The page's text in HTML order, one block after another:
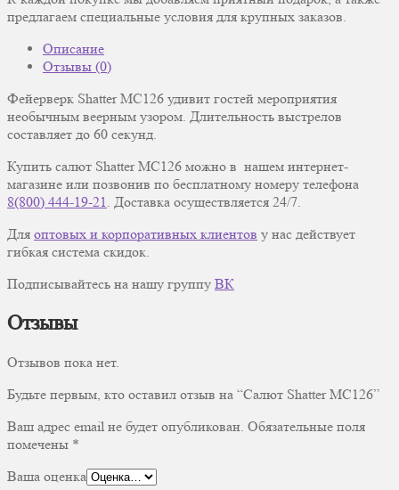
предлагаем специальные условия для крупных заказов.
Описание
Отзывы (0)
Фейерверк Shatter MC126 удивит гостей мероприятия
необычным веерным узором. Длительность выстрелов
составляет до 60 секунд.
Купить салют Shatter MC126 можно в нашем интернет-
магазине или позвонив по бесплатному номеру телефона
8(800) 444-19-21. Доставка осуществляется 24/7.
Для оптовых и корпоративных клиентов у нас действует
гибкая система скидок.
Подписывайтесь на нашу группу ВК
Отзывы
Отзывов пока нет.
Будьте первым, кто оставил отзыв на “Салют Shatter MC126”
Ваш адрес email не будет опубликован. Обязательные поля
помечены *
Ваша оценка